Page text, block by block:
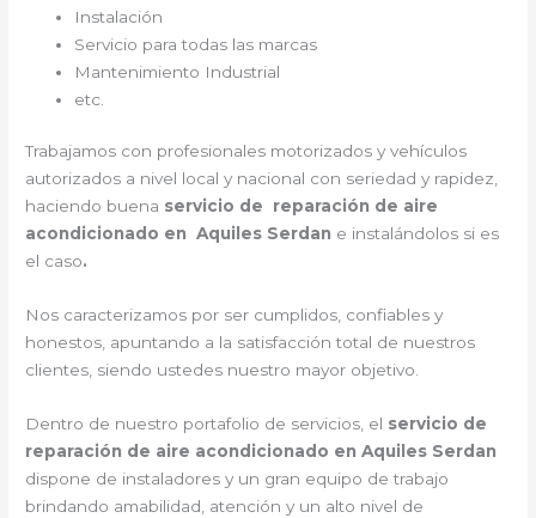
Instalación
Servicio para todas las marcas
Mantenimiento Industrial
etc.
Trabajamos con profesionales motorizados y vehículos
autorizados a nivel local y nacional con seriedad y rapidez,
haciendo buena servicio de reparación de aire
acondicionado en Aquiles Serdan e instalándolos si es
el caso.
Nos caracterizamos por ser cumplidos, confiables y
honestos, apuntando a la satisfacción total de nuestros
clientes, siendo ustedes nuestro mayor objetivo.
Dentro de nuestro portafolio de servicios, el servicio de
reparación de aire acondicionado en Aquiles Serdan
dispone de instaladores y un gran equipo de trabajo
brindando amabilidad, atención y un alto nivel de